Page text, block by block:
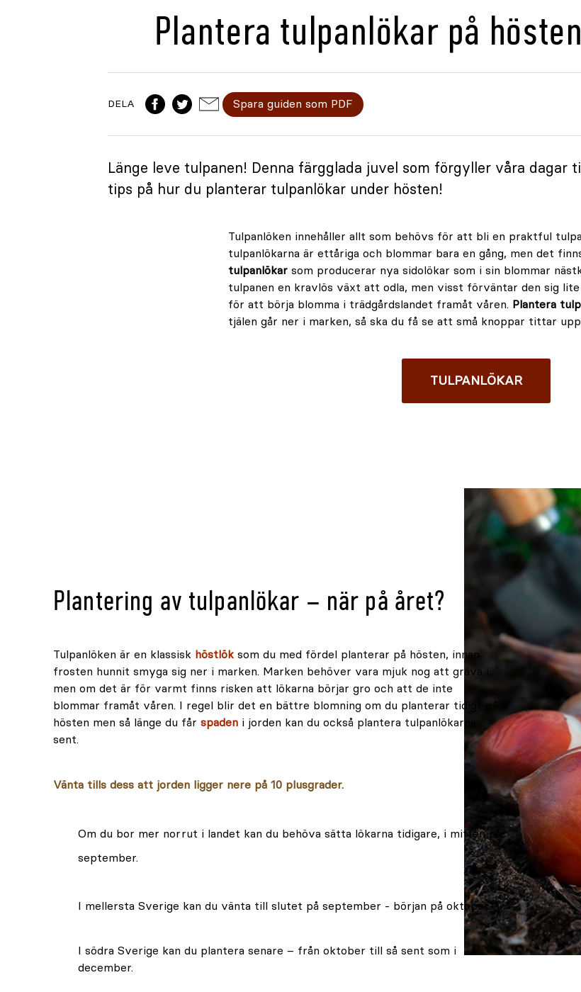
Plantera tulpanlökar på
DELA Spara guiden som PDF
Länge leve tulpanen! Denna färgglada juvel som förgyller våra dagar
tips på hur du planterar tulpanlökar under hösten!
Tulpanlöken innehåller allt som behövs för att bli en praktful
tulpanlökarna är ettåriga och blommar bara en gång, men det
tulpanlökar som producerar nya sidolökar som i sin blommar
tulpanen en kravlös växt att odla, men visst förväntar den sig
för att börja blomma i trädgårdslandet framåt våren. Plantera
tjälen går ner i marken, så ska du få se att små knoppar tittar
TULPANLÖKAR
Plantering av tulpanlökar – när på året?
Tulpanlöken är en klassisk höstlök som du med fördel planterar på hösten, innan
frosten hunnit smyga sig ner i marken. Marken behöver vara mjuk nog att gräva i,
men om det är för varmt finns risken att lökarna börjar gro och att de inte
blommar framåt våren. I regel blir det en bättre blomning om du planterar tidigt på
hösten men så länge du får spaden i jorden kan du också plantera tulpanlökarna
sent.
Vänta tills dess att jorden ligger nere på 10 plusgrader.
Om du bor mer norrut i landet kan du behöva sätta lökarna tidigare, i mitten på
september.
I mellersta Sverige kan du vänta till slutet på september - början på oktober.
I södra Sverige kan du plantera senare – från oktober till så sent som i
december.